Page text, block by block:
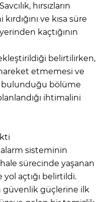
hırsızların
ve kısa süre
kaçtığının
belirtilirken,
etmemesi ve
bulunduğu bölüme
ihtimalini
alarm sisteminin
sürecinde yaşanan
açtığı belirtildi.
güvenlik güçlerine ilk